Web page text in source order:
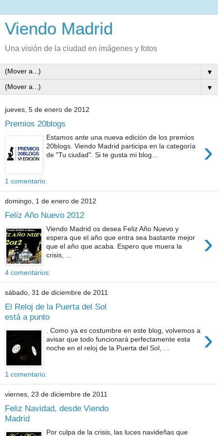
Viendo Madrid
Una visión de la ciudad en imágenes y fotos
▼
▼
jueves, 5 de enero de 2012
Premios 20blogs
›
Estamos ante una nueva edición de los premios
20blogs. Viendo Madrid participa en la categoría
de "Tu ciudad". Si te gusta mi blog...
1 comentario:
domingo, 1 de enero de 2012
Feliz Año Nuevo 2012
›
Viendo Madrid os desea Feliz Año Nuevo y
espera que el año que entra sea bastante mejor
que el año que acaba. Espero que muera la
crisis, ...
4 comentarios:
sábado, 31 de diciembre de 2011
El Reloj de la Puerta del Sol
está a punto
›
. Como ya es costumbre en este blog, volvemos a
avisar que todo funcionará perfectamente esta
noche en el reloj de la Puerta del Sol, ...
1 comentario:
viernes, 23 de diciembre de 2011
Feliz Navidad, desde Viendo
Madrid
Por culpa de la crisis, las luces navideñas que